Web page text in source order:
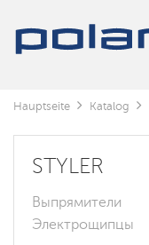
Hauptseite Katalog
STYLER
Выпрямители
Электрощипцы